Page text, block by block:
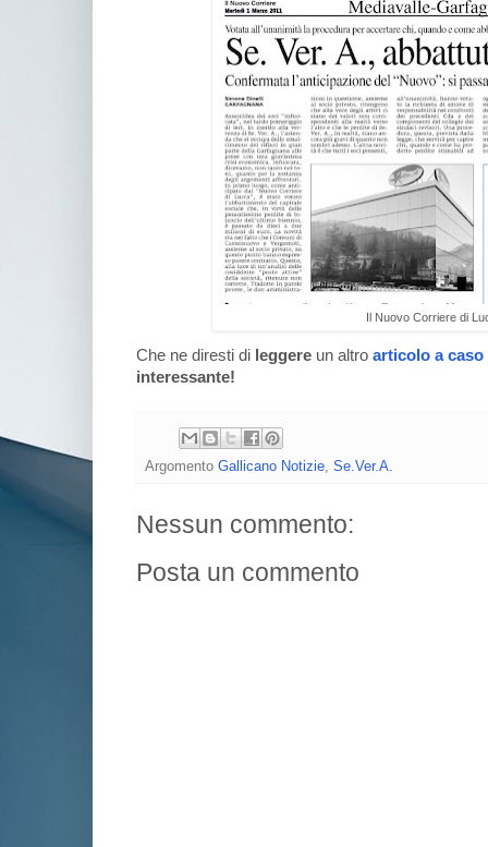
Il Nuovo Corriere di
Che ne diresti di leggere un altro articolo a caso
interessante!
Argomento Gallicano Notizie Se.Ver.A.
Nessun commento:
Posta un commento